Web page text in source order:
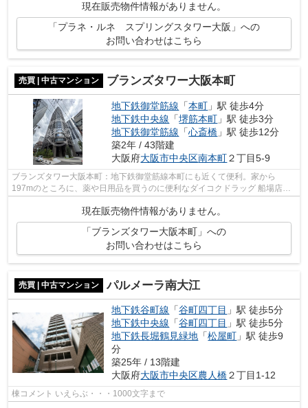
現在販売物件情報がありません。
「プラネ・ルネ スプリングスタワー大阪」への
お問い合わせはこちら
売買 | 中古マンション ブランズタワー大阪本町
地下鉄御堂筋線 「本町 」駅 徒歩4分
地下鉄中央線 「堺筋本町 」駅 徒歩3分
地下鉄御堂筋線 「心斎橋 」駅 徒歩12分
築2年 / 43階建
大阪府大阪市中央区南本町２丁目5-9
ブランズタワー大阪本町：地下鉄御堂筋線本町にも近くて便利。家から
197mのところに、薬や日用品を買うのに便利なダイコクドラッグ 船場店が
現在販売物件情報がありません。
「ブランズタワー大阪本町」への
お問い合わせはこちら
売買 | 中古マンション パルメーラ南大江
地下鉄谷町線 「谷町四丁目 」駅 徒歩5分
地下鉄中央線 「谷町四丁目 」駅 徒歩5分
地下鉄長堀鶴見緑地 「松屋町 」駅 徒歩9
分
築25年 / 13階建
大阪府大阪市中央区農人橋２丁目1‐12
棟コメント いえらぶ・・・1000文字まで